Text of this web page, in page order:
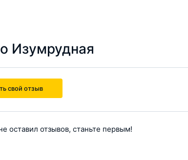
Изумрудная
свой отзыв
оставил отзывов, станьте первым!